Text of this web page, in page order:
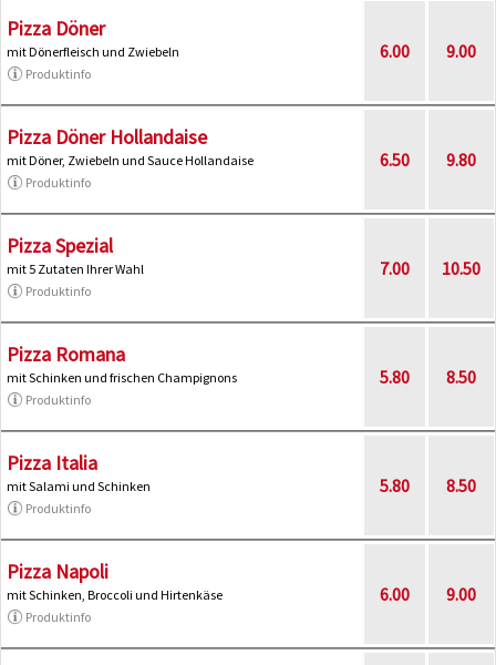
Pizza Döner
mit Dönerfleisch und Zwiebeln
Produktinfo
6.00 9.00
Pizza Döner Hollandaise
mit Döner, Zwiebeln und Sauce Hollandaise
Produktinfo
6.50 9.80
Pizza Spezial
mit 5 Zutaten Ihrer Wahl
Produktinfo
7.00 10.50
Pizza Romana
mit Schinken und frischen Champignons
Produktinfo
5.80 8.50
Pizza Italia
mit Salami und Schinken
Produktinfo
5.80 8.50
Pizza Napoli
mit Schinken, Broccoli und Hirtenkäse
Produktinfo
6.00 9.00